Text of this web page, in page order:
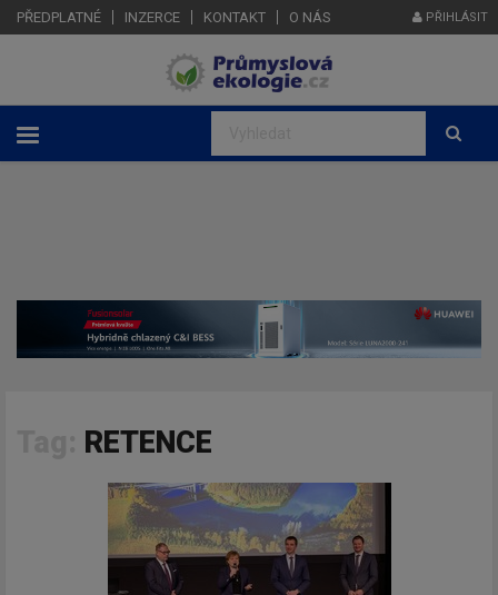
PŘEDPLATNÉ INZERCE KONTAKT O NÁS PŘIHLÁSIT
RETENCE